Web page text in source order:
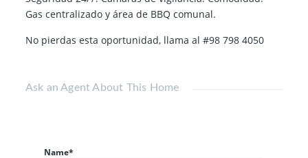
Gas centralizado y área de BBQ comunal.
No pierdas esta oportunidad, llama al #98 798 4050
Ask an Agent About This Home
Name*